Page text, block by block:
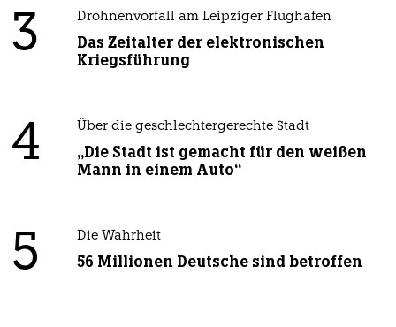
3 Drohnenvorfall am Leipziger Flughafen
Das Zeitalter der elektronischen
Kriegsführung
4 Über die geschlechtergerechte Stadt
„Die Stadt ist gemacht für den weißen
Mann in einem Auto“
5 Die Wahrheit
56 Millionen Deutsche sind betroffen